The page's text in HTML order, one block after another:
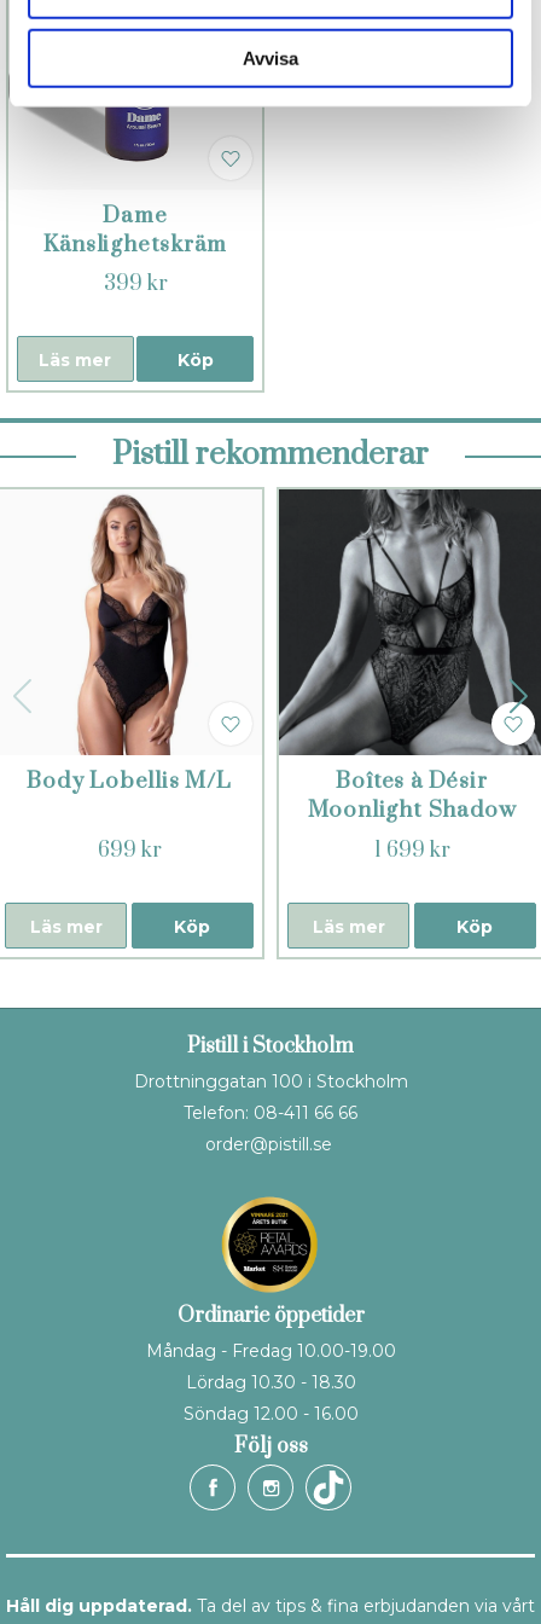
Avvisa
Dame
Känslighetskräm
399 kr
Köp
Läs mer
Pistill rekommenderar
Body Lobellis M/L
699 kr
Köp
Läs mer
Boîtes à Désir
Moonlight Shadow
body
1 699 kr
Köp
Läs mer
Pistill i Stockholm
Drottninggatan 100 i Stockholm
Telefon: 08-411 66 66
order@pistill.se
Ordinarie öppetider
Måndag - Fredag 10.00-19.00
Lördag 10.30 - 18.30
Söndag 12.00 - 16.00
Följ oss
Håll dig uppdaterad. Ta del av tips & fina erbjudanden via vårt